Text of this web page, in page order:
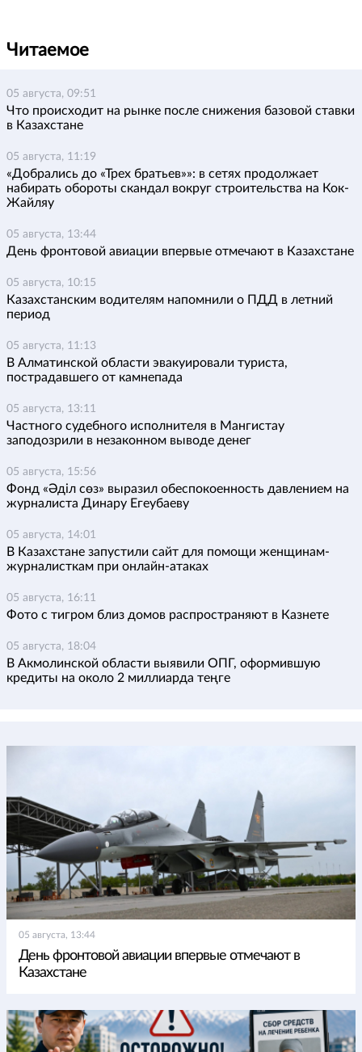
Читаемое
05 августа, 09:51
Что происходит на рынке после снижения базовой ставки
в Казахстане
05 августа, 11:19
«Добрались до «Трех братьев»»: в сетях продолжает
набирать обороты скандал вокруг строительства на Кок-
Жайляу
05 августа, 13:44
День фронтовой авиации впервые отмечают в Казахстане
05 августа, 10:15
Казахстанским водителям напомнили о ПДД в летний
период
05 августа, 11:13
В Алматинской области эвакуировали туриста,
пострадавшего от камнепада
05 августа, 13:11
Частного судебного исполнителя в Мангистау
заподозрили в незаконном выводе денег
05 августа, 15:56
Фонд «Әділ сөз» выразил обеспокоенность давлением на
журналиста Динару Егеубаеву
05 августа, 14:01
В Казахстане запустили сайт для помощи женщинам-
журналисткам при онлайн-атаках
05 августа, 16:11
Фото с тигром близ домов распространяют в Казнете
05 августа, 18:04
В Акмолинской области выявили ОПГ, оформившую
кредиты на около 2 миллиарда теңге
05 августа, 13:44
День фронтовой авиации впервые отмечают в
Казахстане